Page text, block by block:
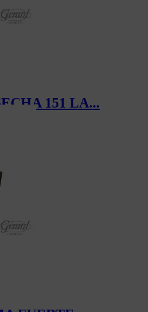
151 LA...